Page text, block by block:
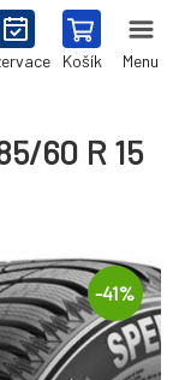
Košík Menu
60 R 15
-41%